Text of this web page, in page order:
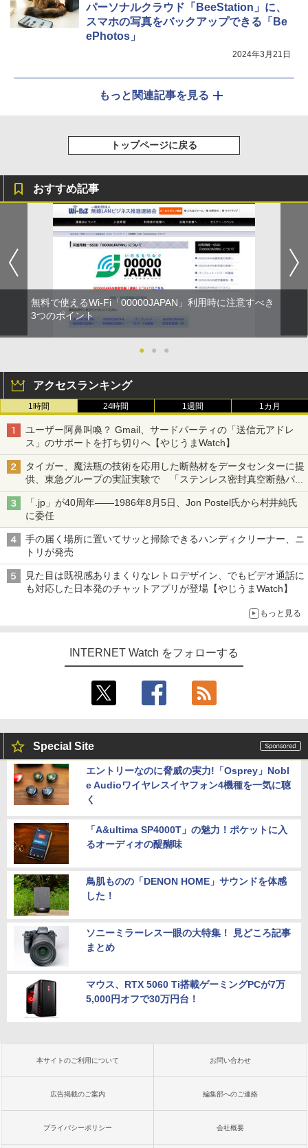
パーソナルクラウド「BeeStation」に、
スマホの写真をバックアップできる「Be
ePhotos」
2024年3月21日
もっと関連記事を見る
トップページに戻る
おすすめ記事
無料で使えるWi-Fi「00000JAPAN」利用時に注意すべき
3つのポイント
● ● ●
アクセスランキング
1時間 24時間 1週間 1カ月
ユーザー阿鼻叫喚？ Gmail、サードパーティの「送信元アドレ
ス」のサポートを打ち切りへ【やじうまWatch】
タイガー、魔法瓶の技術を応用した断熱材をデータセンターに提
供、東急グループの実証実験で 「ステンレス密封真空断熱パネ
ル TIVIP」
「.jp」が40周年――1986年8月5日、Jon Postel氏から村井純氏
に委任
手の届く場所に置いてサッと掃除できるハンディクリーナー、ニ
トリが発売
見た目は既視感ありまくりなレトロデザイン、でもビデオ通話に
も対応した日本発のチャットアプリが登場【やじうまWatch】
もっと見る
INTERNET Watch をフォローする
Special Site
エントリーなのに脅威の実力!「Osprey」Nobl
e Audioワイヤレスイヤフォン4機種を一気に聴
く
「A&ultima SP4000T」の魅力！ポケットに入
るオーディオの醍醐味
鳥肌ものの「DENON HOME」サウンドを体感
した！
ソニーミラーレス一眼の大特集！ 見どころ記事
まとめ
マウス、RTX 5060 Ti搭載ゲーミングPCが7万
5,000円オフで30万円台！
本サイトのご利用について お問い合わせ
広告掲載のご案内 編集部へのご連絡
プライバシーポリシー 会社概要